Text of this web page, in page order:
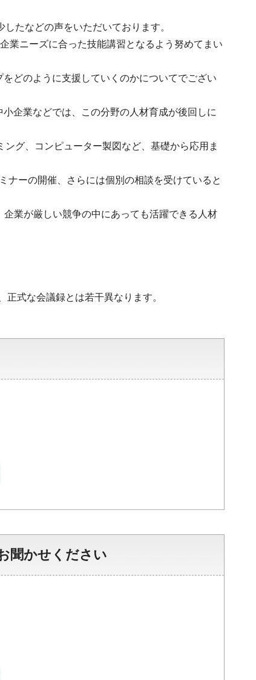
たなどの声をいただいております。
業ニーズに合った技能講習となるよう努めてまい
どのように支援していくのかについてでござい
企業などでは、この分野の人材育成が後回しに
グ、コンピューター製図など、基礎から応用ま
ナーの開催、さらには個別の相談を受けていると
業が厳しい競争の中にあっても活躍できる人材
正式な会議録とは若干異なります。
聞かせください